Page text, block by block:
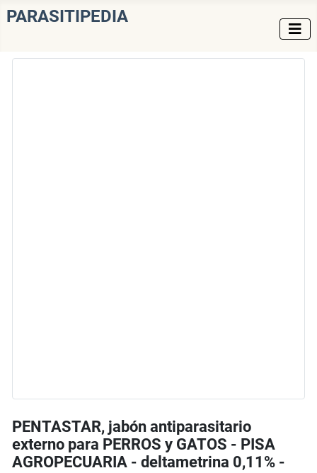
PARASITIPEDIA
PENTASTAR, jabón antiparasitario
externo para PERROS y GATOS - PISA
AGROPECUARIA - deltametrina 0,11% -